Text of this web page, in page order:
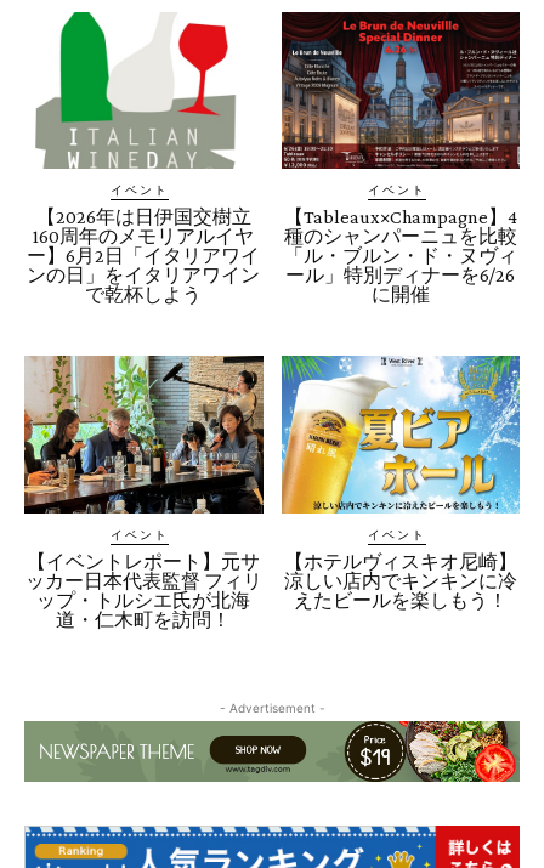
イベント
【2026年は日伊国交樹立
160周年のメモリアルイヤ
ー】6月2日「イタリアワイ
ンの日」をイタリアワイン
で乾杯しよう
イベント
【Tableaux×Champagne】4
種のシャンパーニュを比較
「ル・ブルン・ド・ヌヴィ
ール」特別ディナーを6/26
に開催
イベント
【イベントレポート】元サ
ッカー日本代表監督 フィリ
ップ・トルシエ氏が北海
道・仁木町を訪問！
イベント
【ホテルヴィスキオ尼崎】
涼しい店内でキンキンに冷
えたビールを楽しもう！
- Advertisement -